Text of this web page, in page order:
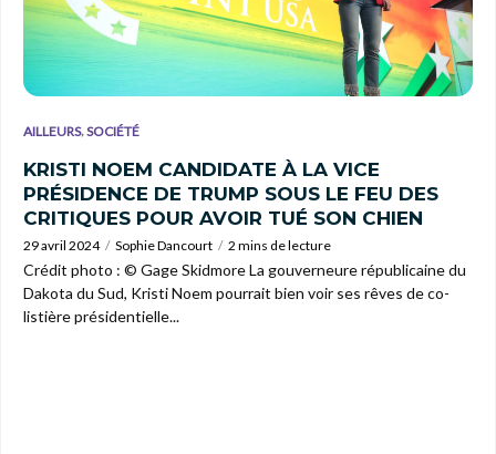
AILLEURS,SOCIÉTÉ
KRISTI NOEM CANDIDATE À LA VICE
PRÉSIDENCE DE TRUMP SOUS LE FEU DES
CRITIQUES POUR AVOIR TUÉ SON CHIEN
29 avril 2024 Sophie Dancourt 2 mins de lecture
Crédit photo : © Gage Skidmore La gouverneure républicaine du
Dakota du Sud, Kristi Noem pourrait bien voir ses rêves de co-
listière présidentielle...